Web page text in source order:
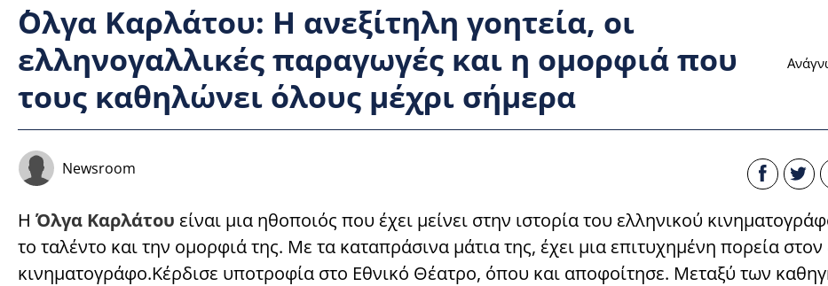
΄Ολγα Καρλάτου: Η ανεξίτηλη γοητεία, οι
ελληνογαλλικές παραγωγές και η ομορφιά που
τους καθηλώνει όλους μέχρι σήμερα
Newsroom
Η Όλγα Καρλάτου είναι μια ηθοποιός που έχει μείνει στην ιστορία του ελληνικού
το ταλέντο και την ομορφιά της. Με τα καταπράσινα μάτια της, έχει μια επιτυχημένη πορεία στον
κινηματογράφο.Κέρδισε υποτροφία στο Εθνικό Θέατρο, όπου και αποφοίτησε. Μεταξύ των